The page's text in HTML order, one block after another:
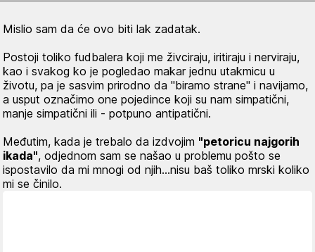
Mislio sam da će ovo biti lak zadatak.
Postoji toliko fudbalera koji me živciraju, iritiraju i nerviraju,
kao i svakog ko je pogledao makar jednu utakmicu u
životu, pa je sasvim prirodno da "biramo strane" i navijamo,
a usput označimo one pojedince koji su nam simpatični,
manje simpatični ili - potpuno antipatični.
Međutim, kada je trebalo da izdvojim "petoricu najgorih
ikada", odjednom sam se našao u problemu pošto se
ispostavilo da mi mnogi od njih…nisu baš toliko mrski koliko
mi se činilo.